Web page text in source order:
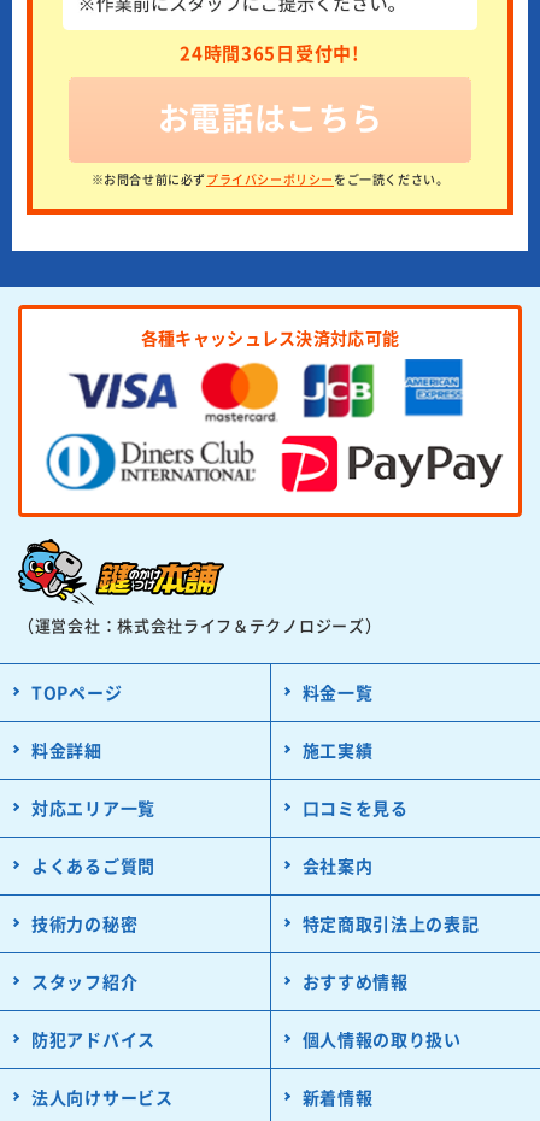
24時間365日受付中!
お電話はこちら
※お問合せ前に必ずプライバシーポリシー をご一読ください。
各種キャッシュレス決済対応可能
（運営会社：株式会社ライフ＆テクノロジーズ）
TOPページ 料金一覧
料金詳細 施工実績
対応エリア一覧 口コミを見る
よくあるご質問 会社案内
技術力の秘密 特定商取引法上の表記
スタッフ紹介 おすすめ情報
防犯アドバイス 個人情報の取り扱い
法人向けサービス 新着情報